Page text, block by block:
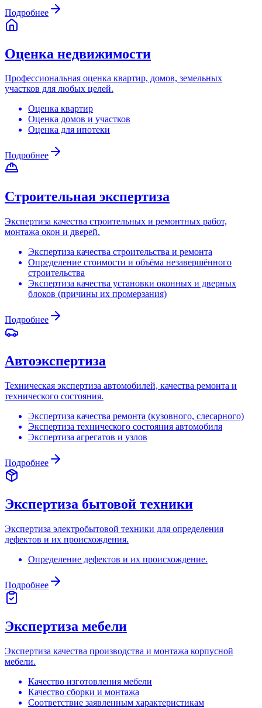
Подробнее
Оценка недвижимости
Профессиональная оценка квартир, домов, земельных
участков для любых целей.
Оценка квартир
Оценка домов и участков
Оценка для ипотеки
Подробнее
Строительная экспертиза
Экспертиза качества строительных и ремонтных работ,
монтажа окон и дверей.
Экспертиза качества строительства и ремонта
Определение стоимости и объёма незавершённого
строительства
Экспертиза качества установки оконных и дверных
блоков (причины их промерзания)
Подробнее
Автоэкспертиза
Техническая экспертиза автомобилей, качества ремонта и
технического состояния.
Экспертиза качества ремонта (кузовного, слесарного)
Экспертиза технического состояния автомобиля
Экспертиза агрегатов и узлов
Подробнее
Экспертиза бытовой техники
Экспертиза электробытовой техники для определения
дефектов и их происхождения.
Определение дефектов и их происхождение.
Подробнее
Экспертиза мебели
Экспертиза качества производства и монтажа корпусной
мебели.
Качество изготовления мебели
Качество сборки и монтажа
Соответствие заявленным характеристикам